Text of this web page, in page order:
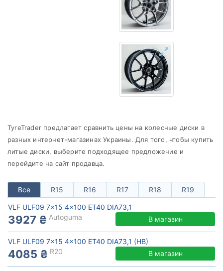
TyreTrader предлагает сравнить цены на колесные диски в
разных интернет-магазинах Украины. Для того, чтобы купить
литые диски, выберите подходящее предложение и
перейдите на сайт продавца.
Все R15 R16 R17 R18 R19
VLF ULF09 7x15 4x100 ET40 DIA73,1
3927 ₴ Autoguma В магазин
VLF ULF09 7x15 4x100 ET40 DIA73,1 (HB)
4085 ₴ R20 В магазин
до
Сбросить Подобрать